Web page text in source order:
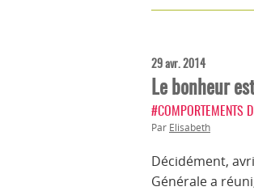
29 avr. 2014
Le bonheur
#COMPORTEMENTS
Par Elisabeth
Décidément,
Générale a